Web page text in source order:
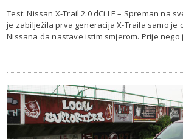
Test: Nissan X-Trail 2.0 dCi LE – Spreman na
je zabilježila prva generacija X-Traila samo je
Nissana da nastave istim smjerom. Prije nego